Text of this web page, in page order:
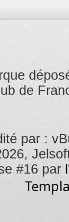
de
par :
#16 par